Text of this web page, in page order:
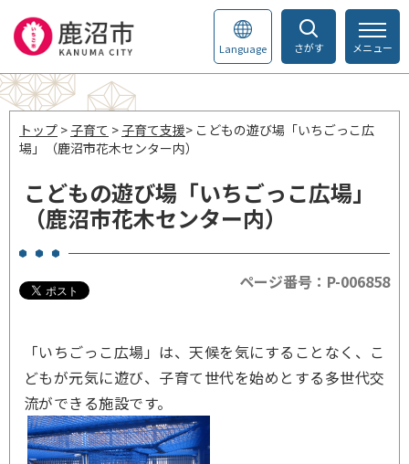
さがす
Language メニュー
トップ > 子育て > 子育て支援> こどもの遊び場「いちごっこ広
場」（鹿沼市花木センター内）
こどもの遊び場「いちごっこ広場」
（鹿沼市花木センター内）
ページ番号：P-006858
「いちごっこ広場」は、天候を気にすることなく、こ
どもが元気に遊び、子育て世代を始めとする多世代交
流ができる施設です。